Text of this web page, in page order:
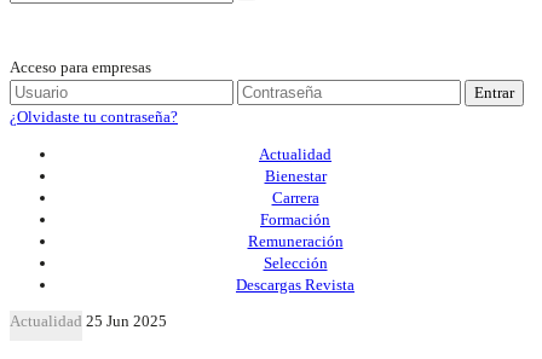
Acceso para empresas
Entrar
¿Olvidaste tu contraseña?
Actualidad
Bienestar
Carrera
Formación
Remuneración
Selección
Descargas Revista
Actualidad 25 Jun 2025